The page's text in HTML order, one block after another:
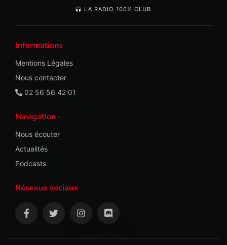
LA RADIO 100% CLUB
Informations
Mentions Légales
Nous contacter
02 56 56 42 01
Navigation
Nous écouter
Actualités
Podcasts
Réseaux sociaux